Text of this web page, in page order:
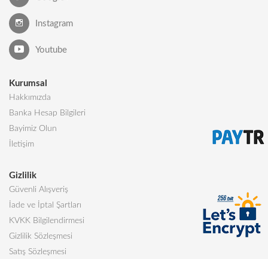
Instagram
Youtube
Kurumsal
Hakkımızda
Banka Hesap Bilgileri
Bayimiz Olun
İletişim
Gizlilik
Güvenli Alışveriş
İade ve İptal Şartları
KVKK Bilgilendirmesi
Gizlilik Sözleşmesi
Satış Sözleşmesi